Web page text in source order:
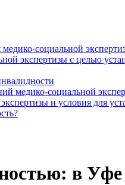
социальной
экспертизы с целью
медико-социальной
и условия для
в